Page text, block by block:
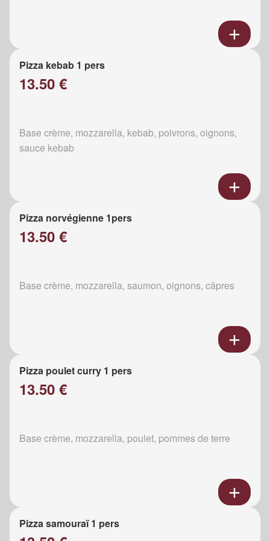
Pizza kebab 1 pers
13.50 €
Base crème, mozzarella, kebab, poivrons, oignons,
sauce kebab
Pizza norvégienne 1pers
13.50 €
Base crème, mozzarella, saumon, oignons, câpres
Pizza poulet curry 1 pers
13.50 €
Base crème, mozzarella, poulet, pommes de terre
Pizza samouraï 1 pers